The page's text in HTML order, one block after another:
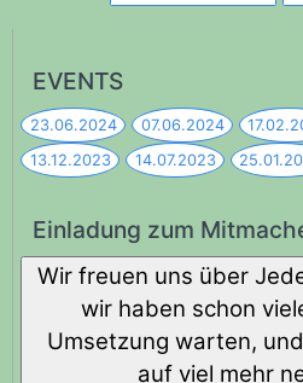
EVENTS
23.06.2024 07.06.2024
13.12.2023 14.07.2023
Einladung zum
Wir freuen uns über
wir haben schon
Umsetzung warten,
auf viel mehr